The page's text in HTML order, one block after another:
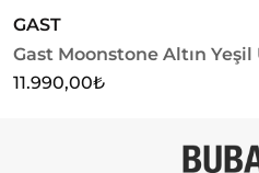
GAST
Gast Moonstone Altın
11.990,00₺